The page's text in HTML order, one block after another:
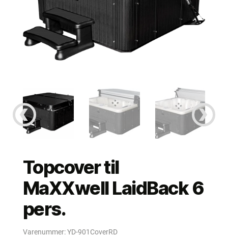
Topcover til
MaXXwell LaidBack 6
pers.
Varenummer: YD-901CoverRD